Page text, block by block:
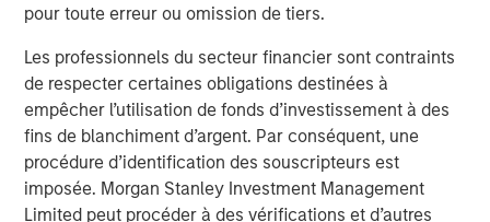
pour toute erreur ou omission de tiers.
Les professionnels du secteur financier sont contraints
de respecter certaines obligations destinées à
empêcher l’utilisation de fonds d’investissement à des
fins de blanchiment d’argent. Par conséquent, une
procédure d’identification des souscripteurs est
imposée. Morgan Stanley Investment Management
Limited peut procéder à des vérifications et d’autres
Michael Mauboussin
Managing Director
Dan Callahan, CFA
Vice President